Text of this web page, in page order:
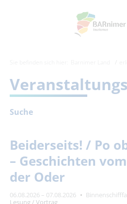
Suche
August
Mo Di Mi Do
3
4
10
11 12 13
Beiderseits! / Po
– Geschichten
der Oder
06.08.2026 – 07.08.2026
Lesung / Vortrag